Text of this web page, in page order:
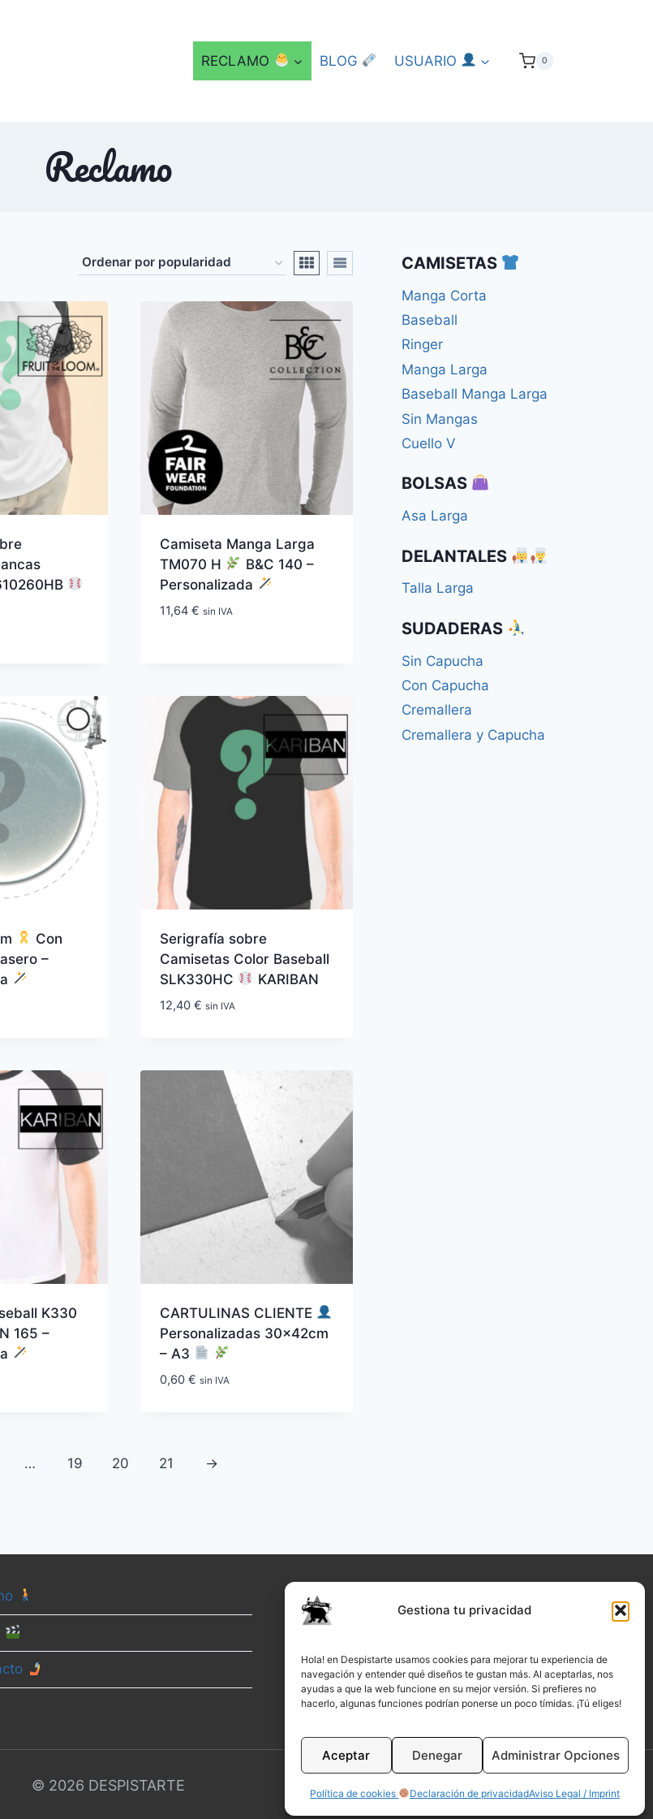
Gestiona tu privacidad
Hola! en Despistarte usamos cookies para mejorar tu experiencia de
navegación y entender qué diseños te gustan más. Al aceptarlas, nos
ayudas a que la web funcione en su mejor versión. Si prefieres no
hacerlo, algunas funciones podrían ponerse un poco tímidas. ¡Tú eliges!
Aceptar Denegar Administrar Opciones
Política de cookies Declaración de privacidadAviso Legal / Imprint
RECLAMO BLOG USUARIO 0
Reclamo
Camiseta Manga Larga
TM070 H
B&C 140 –
Personalizada
11,64€ sin IVA
Con
–
Serigrafía sobre
Camisetas Color Baseball
SLK330HC
KARIBAN
12,40€ sin IVA
K330
165 –
CARTULINAS CLIENTE
Personalizadas 30x42cm
– A3
0,60€ sin IVA
… 19 20 21 →
CAMISETAS
Manga Corta
Baseball
Ringer
Manga Larga
Baseball Manga Larga
Sin Mangas
Cuello V
BOLSAS
Asa Larga
DELANTALES
Talla Larga
SUDADERAS
Sin Capucha
Con Capucha
Cremallera
Cremallera y Capucha
© 2026 DESPISTARTE